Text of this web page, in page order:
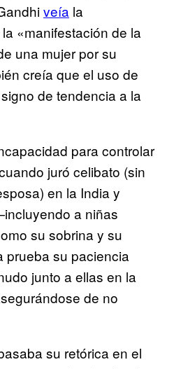
veía la
«manifestación de la
una mujer por su
creía que el uso de
de tendencia a la
para controlar
juró celibato (sin
en la India y
a niñas
su sobrina y su
su paciencia
junto a ellas en la
de no
su retórica en el